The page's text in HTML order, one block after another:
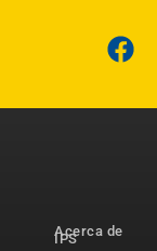
Acerca de
IPS